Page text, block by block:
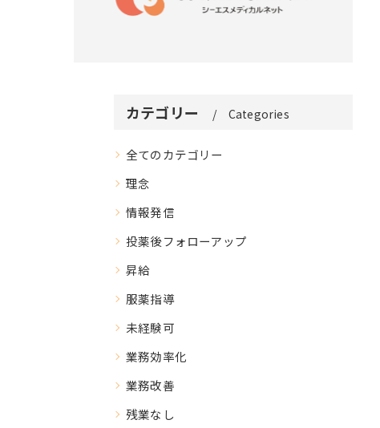
カテゴリー Categories
全てのカテゴリー
理念
情報発信
投薬後フォローアップ
昇給
服薬指導
未経験可
業務効率化
業務改善
残業なし